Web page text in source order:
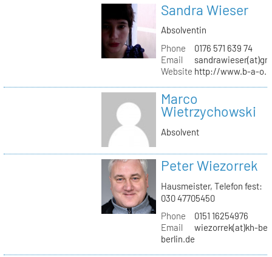
Sandra Wieser
Absolventin
Phone
0176 571 639 74
Email
Website http://www.b-a-
Marco
Wietrzychowski
Absolvent
Peter Wiezorrek
Hausmeister, Telefon fest:
030 47705450
Phone
0151 16254976
Email
wiezorrek(at)kh-
berlin.de